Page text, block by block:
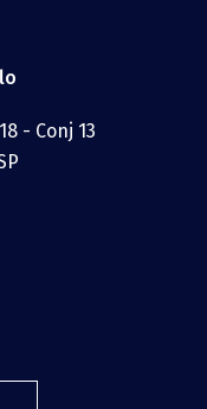
- Conj 13